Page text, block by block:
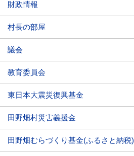
財政情報
村長の部屋
議会
教育委員会
東日本大震災復興基金
田野畑村災害義援金
田野畑むらづくり基金(ふるさと納税)